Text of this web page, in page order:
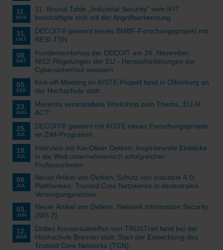
11.
NOV
11. Round Table „Industrial Security“ vom IFIT
beschäftigte sich mit der Angriffserkennung
31.
OKT
DECOIT® gewinnt neues BMBF-Forschungsprojekt mit
RESI-TSN
08.
OKT
Kundenworkshop der DECOIT am 26. November:
NIS2-Regelungen der EU - Herausforderungen der
Cybersicherheit meistern
05.
SEP
Kick-off-Meeting im KISTE-Projekt fand in Offenburg an
der Hochschule statt
23.
AUG
Merentis veranstaltete Workshop zum Thema „EU AI
ACT“
25.
JUL
DECOIT® gewinnt mit KISTE neues Forschungsprojekt
im ZIM-Programm
19.
JUL
Interview mit Kai-Oliver Detken: Inspirierende Einblicke
in die Welt unternehmerisch erfolgreicher
ProfessorInnen
09.
JUL
Neuer Artikel von Detken: Schutz von Industrie 4.0-
Plattformen: Trusted Core Netzwerke in dezentralen
Versorgungsnetzen
03.
JUN
Neuer Artikel von Detken: Network Information Security
(NIS 2)
12.
MÄR
Drittes Konsortialtreffen von TRUSTnet fand bei der
Hochschule Bremen statt: Start der Entwicklung des
Trusted Core Networks (TCN)